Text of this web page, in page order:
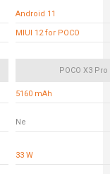
Android 11
MIUI 12 for POCO
POCO X3 Pro
5160 mAh
Ne
33 W